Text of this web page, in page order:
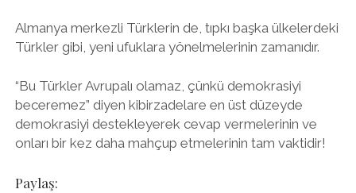
Almanya merkezli Türklerin de, tıpkı başka ülkelerdeki
Türkler gibi, yeni ufuklara yönelmelerinin zamanıdır.
“Bu Türkler Avrupalı olamaz, çünkü demokrasiyi
beceremez” diyen kibirzadelare en üst düzeyde
demokrasiyi destekleyerek cevap vermelerinin ve
onları bir kez daha mahçup etmelerinin tam vaktidir!
Paylaş: